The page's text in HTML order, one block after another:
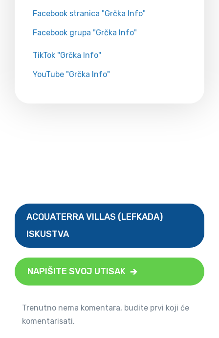
Facebook stranica "Grčka Info"
Facebook grupa "Grčka Info"
TikTok "Grčka Info"
YouTube "Grčka Info"
ACQUATERRA VILLAS (LEFKADA)
ISKUSTVA
NAPIŠITE SVOJ UTISAK
Trenutno nema komentara, budite prvi koji će
komentarisati.